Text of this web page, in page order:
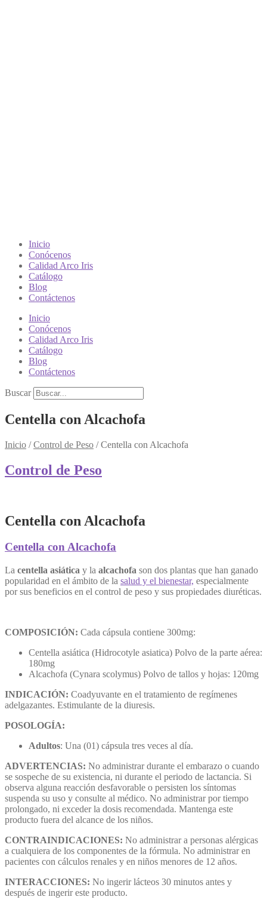
Inicio
Conócenos
Calidad Arco Iris
Catálogo
Blog
Contáctenos
Inicio
Conócenos
Calidad Arco Iris
Catálogo
Blog
Contáctenos
Buscar
Centella con Alcachofa
Inicio /Control de Peso /Centella con Alcachofa
Control de Peso
Centella con Alcachofa
Centella con Alcachofa
La centella asiática y la alcachofa son dos plantas que han ganado
popularidad en el ámbito de la salud y el bienestar, especialmente
por sus beneficios en el control de peso y sus propiedades diuréticas.
COMPOSICIÓN: Cada cápsula contiene 300mg:
Centella asiática (Hidrocotyle asiatica) Polvo de la parte aérea:
180mg
Alcachofa (Cynara scolymus) Polvo de tallos y hojas: 120mg
INDICACIÓN: Coadyuvante en el tratamiento de regímenes
adelgazantes. Estimulante de la diuresis.
POSOLOGÍA:
Adultos: Una (01) cápsula tres veces al día.
ADVERTENCIAS: No administrar durante el embarazo o cuando
se sospeche de su existencia, ni durante el periodo de lactancia. Si
observa alguna reacción desfavorable o persisten los síntomas
suspenda su uso y consulte al médico. No administrar por tiempo
prolongado, ni exceder la dosis recomendada. Mantenga este
producto fuera del alcance de los niños.
CONTRAINDICACIONES: No administrar a personas alérgicas
a cualquiera de los componentes de la fórmula. No administrar en
pacientes con cálculos renales y en niños menores de 12 años.
INTERACCIONES: No ingerir lácteos 30 minutos antes y
después de ingerir este producto.